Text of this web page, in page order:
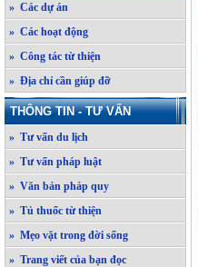
» Các dự án
» Các hoạt động
» Công tác từ thiện
» Địa chỉ cần giúp đỡ
THÔNG TIN - TƯ VẤN
» Tư vấn du lịch
» Tư vấn pháp luật
» Văn bản pháp quy
» Tủ thuốc từ thiện
» Mẹo vặt trong đời sống
» Trang viết của bạn đọc